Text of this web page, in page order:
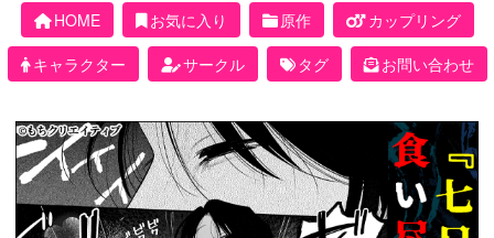
HOME お気に入り 原作
カップリング
キャラクター
サークル タグ お問い合わせ